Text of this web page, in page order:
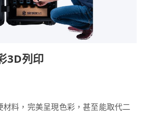
3D列印
材料，完美呈現色彩，甚至能取代二